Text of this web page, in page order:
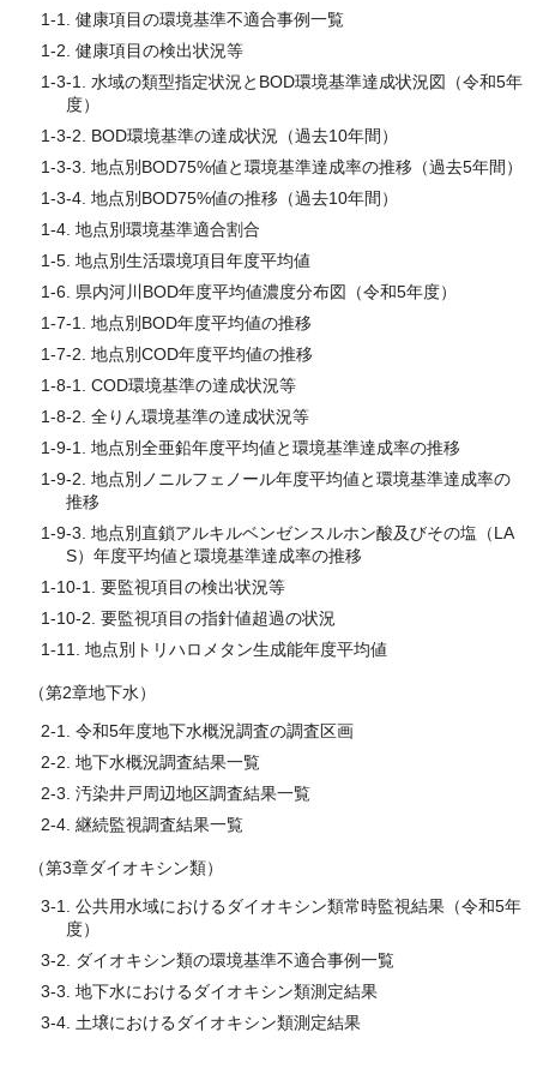
1-1. 健康項目の環境基準不適合事例一覧
1-2. 健康項目の検出状況等
1-3-1. 水域の類型指定状況とBOD環境基準達成状況図（令和5年
度）
1-3-2. BOD環境基準の達成状況（過去10年間）
1-3-3. 地点別BOD75%値と環境基準達成率の推移（過去5年間）
1-3-4. 地点別BOD75%値の推移（過去10年間）
1-4. 地点別環境基準適合割合
1-5. 地点別生活環境項目年度平均値
1-6. 県内河川BOD年度平均値濃度分布図（令和5年度）
1-7-1. 地点別BOD年度平均値の推移
1-7-2. 地点別COD年度平均値の推移
1-8-1. COD環境基準の達成状況等
1-8-2. 全りん環境基準の達成状況等
1-9-1. 地点別全亜鉛年度平均値と環境基準達成率の推移
1-9-2. 地点別ノニルフェノール年度平均値と環境基準達成率の
推移
1-9-3. 地点別直鎖アルキルベンゼンスルホン酸及びその塩（LA
S）年度平均値と環境基準達成率の推移
1-10-1. 要監視項目の検出状況等
1-10-2. 要監視項目の指針値超過の状況
1-11. 地点別トリハロメタン生成能年度平均値
（第2章地下水）
2-1. 令和5年度地下水概況調査の調査区画
2-2. 地下水概況調査結果一覧
2-3. 汚染井戸周辺地区調査結果一覧
2-4. 継続監視調査結果一覧
（第3章ダイオキシン類）
3-1. 公共用水域におけるダイオキシン類常時監視結果（令和5年
度）
3-2. ダイオキシン類の環境基準不適合事例一覧
3-3. 地下水におけるダイオキシン類測定結果
3-4. 土壌におけるダイオキシン類測定結果